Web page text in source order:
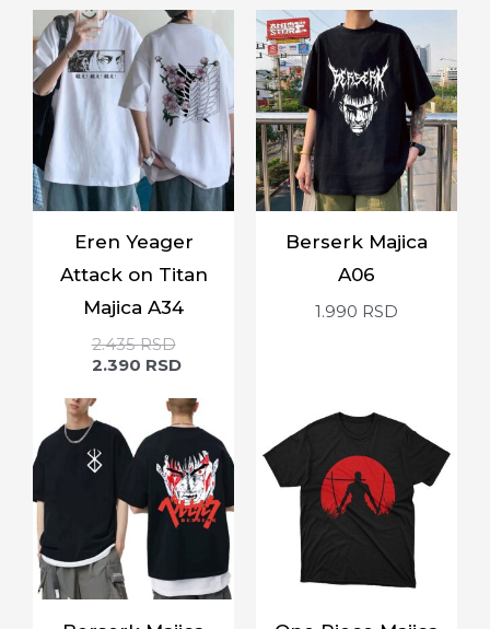
Eren Yeager
Attack on Titan
Majica A34
2.435RSD
2.390 RSD
Berserk Majica
A06
1.990 RSD